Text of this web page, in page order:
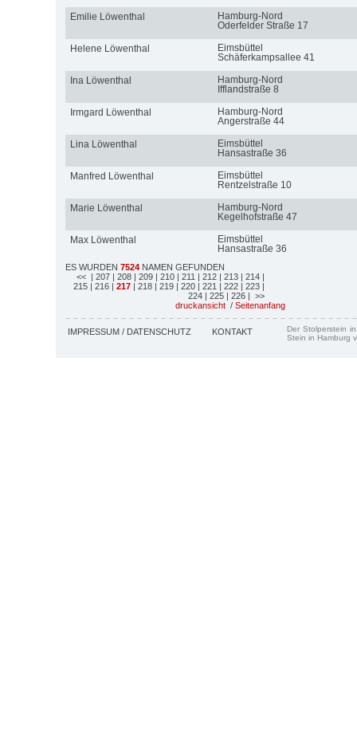
Emilie Löwenthal
Hamburg-Nord
Oderfelder Straße 17
Helene Löwenthal
Eimsbüttel
Schäferkampsallee 41
Ina Löwenthal
Hamburg-Nord
Ifflandstraße 8
Irmgard Löwenthal
Hamburg-Nord
Angerstraße 44
Lina Löwenthal
Eimsbüttel
Hansastraße 36
Manfred Löwenthal
Eimsbüttel
Rentzelstraße 10
Marie Löwenthal
Hamburg-Nord
Kegelhofstraße 47
Max Löwenthal
Eimsbüttel
Hansastraße 36
ES WURDEN 7524 NAMEN GEFUNDEN
<< | 207 | 208 | 209 | 210 | 211 | 212 | 213 | 214 |
215 | 216 | 217 | 218 | 219 | 220 | 221 | 222 | 223 |
224 | 225 | 226 | >>
druckansicht / Seitenanfang
IMPRESSUM / DATENSCHUTZ KONTAKT
Der Stolperstein
Stein in Hamburg